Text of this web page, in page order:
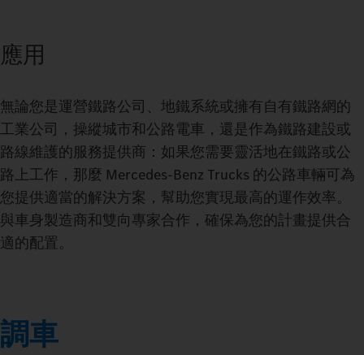
應用
無論您是運營鐵路公司、地鐵系統或擁有自有鐵路網的
工業公司，操縱城市和公路電車，還是作為鐵路建設或
路線維護的服務提供商：如果您需要靈活地在鐵路或公
路上工作，那麼 Mercedes‑Benz Trucks 的公路車輛可為
您提供適當的解決方案，幫助您實現最高的運作效率。
與車身製造商和雙向專家合作，確保為您的計畫提供合
適的配置。
調車